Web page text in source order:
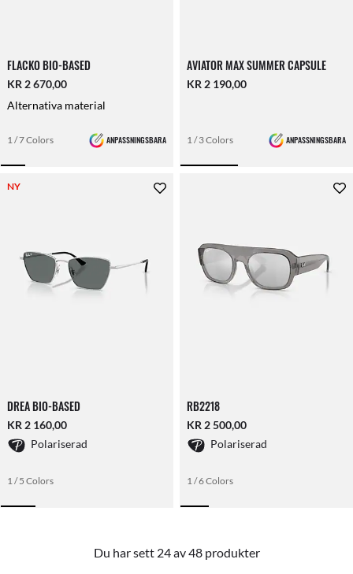
FLACKO BIO-BASED
KR 2 670,00
Alternativa material
1 / 7 Colors ANPASSNINGSBARA
AVIATOR MAX SUMMER CAPSULE
KR 2 190,00
1 / 3 Colors ANPASSNINGSBARA
NY
DREA BIO-BASED
KR 2 160,00
Polariserad
1 / 5 Colors
RB2218
KR 2 500,00
Polariserad
1 / 6 Colors
Du har sett 24 av 48 produkter